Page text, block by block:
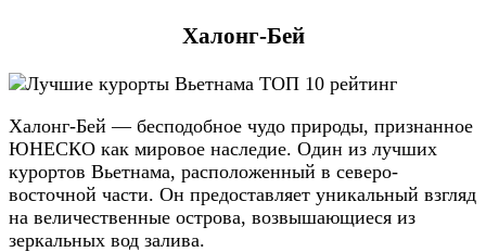
Халонг-Бей
Халонг-Бей — бесподобное чудо природы, признанное
ЮНЕСКО как мировое наследие. Один из лучших
курортов Вьетнама, расположенный в северо-
восточной части. Он предоставляет уникальный взгляд
на величественные острова, возвышающиеся из
зеркальных вод залива.